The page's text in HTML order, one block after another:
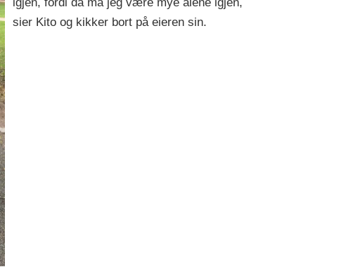
sier Kito og kikker bort på eieren sin.